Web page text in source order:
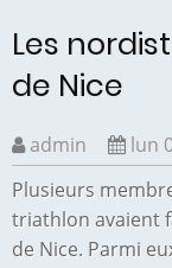
Les
de Nice
admin
lun
Plusieurs
triathlon avaient
de Nice. Parmi